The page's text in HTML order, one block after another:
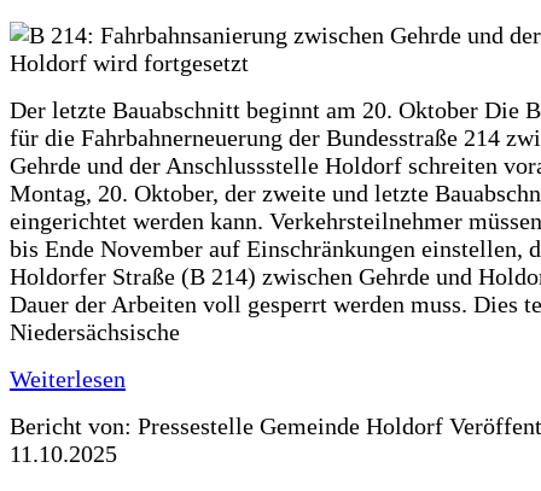
Der letzte Bauabschnitt beginnt am 20. Oktober Die
für die Fahrbahnerneuerung der Bundesstraße 214
Gehrde und der Anschlussstelle Holdorf schreiten
Montag, 20. Oktober, der zweite und letzte
eingerichtet werden kann. Verkehrsteilnehmer
bis Ende November auf Einschränkungen einstellen,
Holdorfer Straße (B 214) zwischen Gehrde und
Dauer der Arbeiten voll gesperrt werden muss. Dies
Niedersächsische
Weiterlesen
Bericht von: Pressestelle Gemeinde Holdorf
11.10.2025